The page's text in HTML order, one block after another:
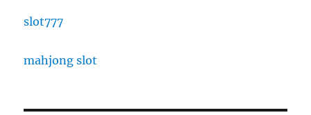
slot777
mahjong slot